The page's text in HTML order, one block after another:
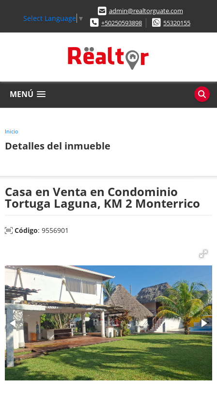
Select Language ▼
admin@realtorguate.com
+50250593898
55320155
MENÚ
Inicio
Detalles del inmueble
Casa en Venta en Condominio
Tortuga Laguna, KM 2 Monterrico
Código: 9556901